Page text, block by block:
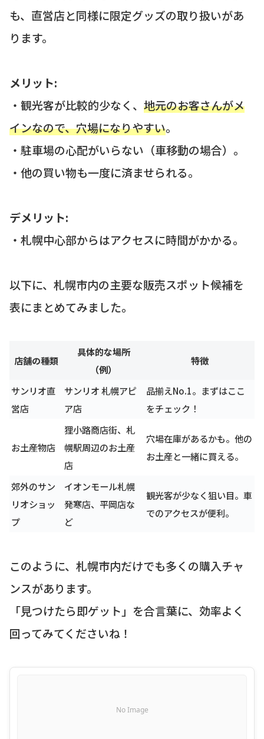
も、直営店と同様に限定グッズの取り扱いがあ
ります。
メリット:
・観光客が比較的少なく、 地元のお客さんがメ
インなので、穴場になりやすい。
・駐車場の心配がいらない（車移動の場合）。
・他の買い物も一度に済ませられる。
デメリット:
・札幌中心部からはアクセスに時間がかかる。
以下に、札幌市内の主要な販売スポット候補を
表にまとめてみました。
店舗の種類
具体的な場所
（例）
特徴
サンリオ直
営店
サンリオ 札幌アピ
ア店
品揃えNo.1。まずはここ
をチェック！
お土産物店
狸小路商店街、札
幌駅周辺のお土産
店
穴場在庫があるかも。他の
お土産と一緒に買える。
郊外のサン
リオショッ
プ
イオンモール札幌
発寒店、平岡店な
ど
観光客が少なく狙い目。車
でのアクセスが便利。
このように、札幌市内だけでも多くの購入チャ
ンスがあります。
「見つけたら即ゲット」を合言葉に、効率よく
回ってみてくださいね！
No Image